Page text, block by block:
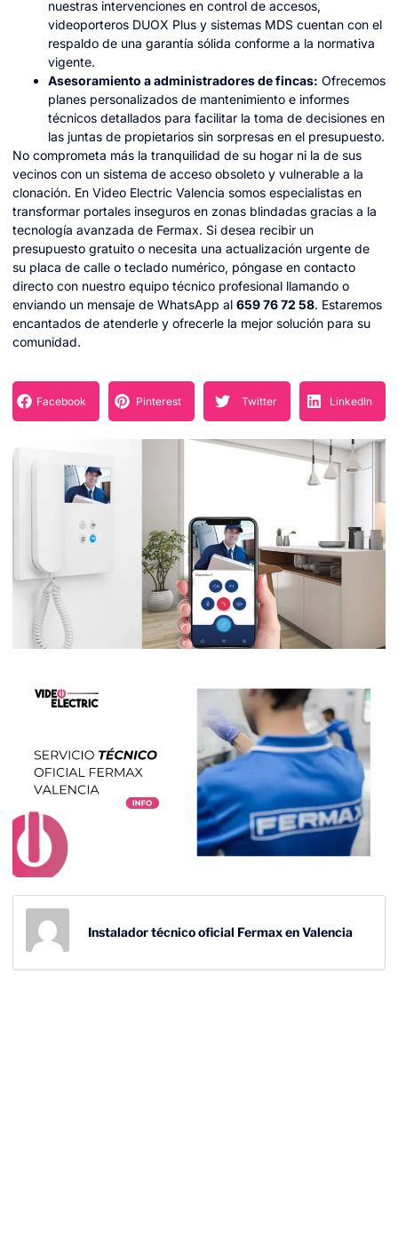
nuestras intervenciones en control de accesos,
videoporteros DUOX Plus y sistemas MDS cuentan con el
respaldo de una garantía sólida conforme a la normativa
vigente.
Asesoramiento a administradores de fincas: Ofrecemos
planes personalizados de mantenimiento e informes
técnicos detallados para facilitar la toma de decisiones en
las juntas de propietarios sin sorpresas en el presupuesto.
No comprometa más la tranquilidad de su hogar ni la de sus
vecinos con un sistema de acceso obsoleto y vulnerable a la
clonación. En Video Electric Valencia somos especialistas en
transformar portales inseguros en zonas blindadas gracias a la
tecnología avanzada de Fermax. Si desea recibir un
presupuesto gratuito o necesita una actualización urgente de
su placa de calle o teclado numérico, póngase en contacto
directo con nuestro equipo técnico profesional llamando o
enviando un mensaje de WhatsApp al 659 76 72 58. Estaremos
encantados de atenderle y ofrecerle la mejor solución para su
comunidad.
Facebook Pinterest Twitter LinkedIn
Instalador técnico oficial Fermax en Valencia